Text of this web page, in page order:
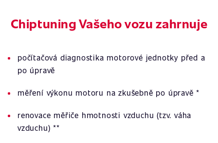
Chiptuning Vašeho vozu zahrnuje
počítačová diagnostika motorové jednotky před a
po úpravě
měření výkonu motoru na zkušebně po úpravě *
renovace měřiče hmotnosti vzduchu (tzv. váha
vzduchu) **